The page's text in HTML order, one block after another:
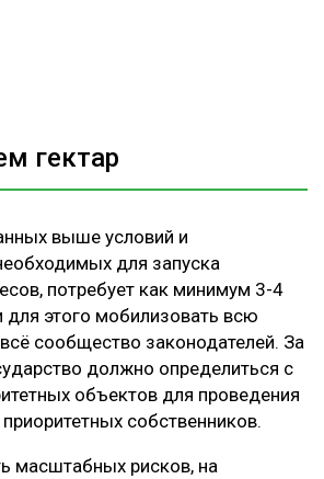
гектар
выше условий и
для запуска
потребует как минимум 3-4
для этого мобилизовать всю
сообщество законодателей. За
должно определиться с
объектов для проведения
собственников.
масштабных рисков, на